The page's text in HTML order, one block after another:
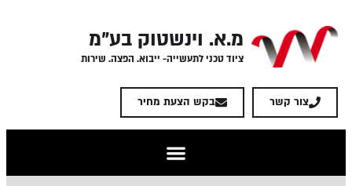
מ.א. וינשטוק בע"מ
ציוד טכני לתעשייה- ייבוא. הפצה. שירות
צור קשר בקש הצעת מחיר